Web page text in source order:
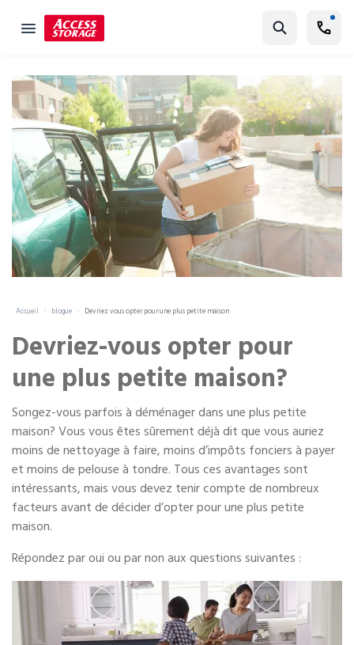
Guide des tailles
Entreposage libre-service
Localisateur de succursales
Résidentiel
Véhicules
Entreposage pour étudiants
Commercial
Entreposage mobile
Fournitures d’emballage
Mon compte / Payer
English
Cherchez
Accueil blogue Devriez vous opter pour une plus petite maison
Devriez-vous opter pour
une plus petite maison?
Songez-vous parfois à déménager dans une plus petite
maison? Vous vous êtes sûrement déjà dit que vous auriez
moins de nettoyage à faire, moins d’impôts fonciers à payer
et moins de pelouse à tondre. Tous ces avantages sont
intéressants, mais vous devez tenir compte de nombreux
facteurs avant de décider d’opter pour une plus petite
maison.
Répondez par oui ou par non aux questions suivantes :